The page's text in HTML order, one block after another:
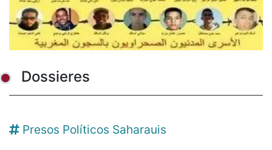
Dossieres
Presos Políticos Saharauis